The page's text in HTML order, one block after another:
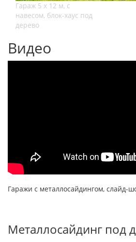
Гараж 5 х 12 м, с
навесом, блок-хаус под
дерево
Видео
Гаражи с металлосайдингом, слайд-
Металлосайдинг под